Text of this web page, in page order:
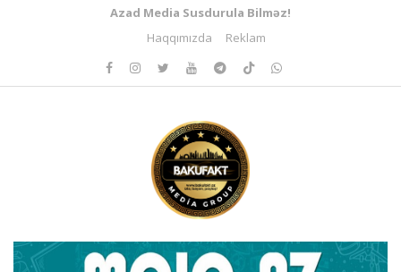
Azad Media Susdurula Bilməz!
Haqqımızda
Reklam